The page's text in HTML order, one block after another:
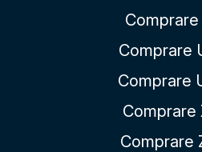
Comprare
Comprare
Comprare
Comprare
Comprare